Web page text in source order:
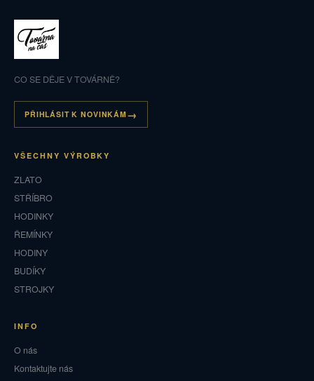
CO SE DĚJE V TOVÁRNĚ?
PŘIHLÁSIT K NOVINKÁM
VŠECHNY VÝROBKY
ZLATO
STŘÍBRO
HODINKY
ŘEMÍNKY
HODINY
BUDÍKY
STROJKY
INFO
O nás
Kontaktujte nás